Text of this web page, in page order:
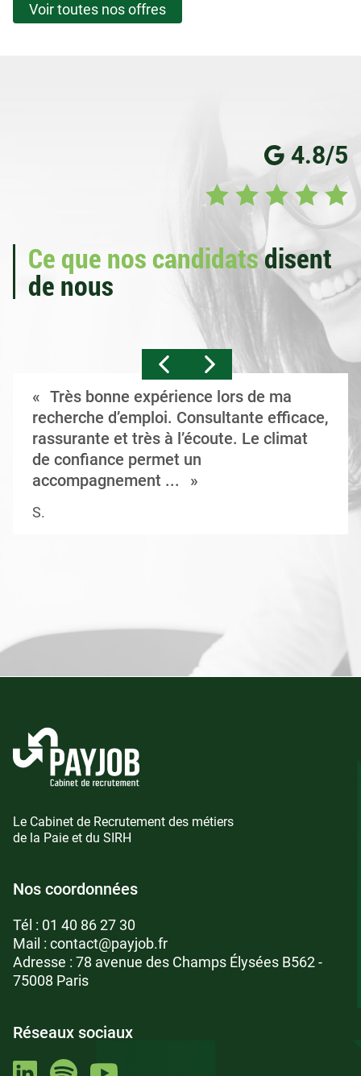
Voir toutes nos offres
4.8/5
Ce que nos candidatsdisent
de nous
Très bonne expérience lors de ma
recherche d’emploi. Consultante efficace,
rassurante et très à l’écoute. Le climat
de confiance permet un
accompagnement ...
S.
Le Cabinet de Recrutement des métiers
de la Paie et du SIRH
Nos coordonnées
Tél : 01 40 86 27 30
Mail : contact@payjob.fr
Adresse : 78 avenue des Champs Élysées B562 -
75008 Paris
Réseaux sociaux